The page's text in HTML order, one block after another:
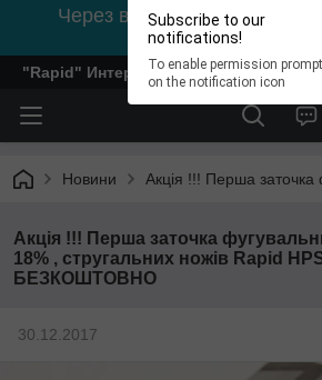
Subscribe to our
notifications!
To enable permission
on the notification icon
Через відсутність світла,
0978002056
"Rapid" Интернет-магазин
Новини Акція !!! Перша
Акція !!! Перша заточка
18% , стругальних ножів Rapid
БЕЗКОШТОВНО
30.12.2017